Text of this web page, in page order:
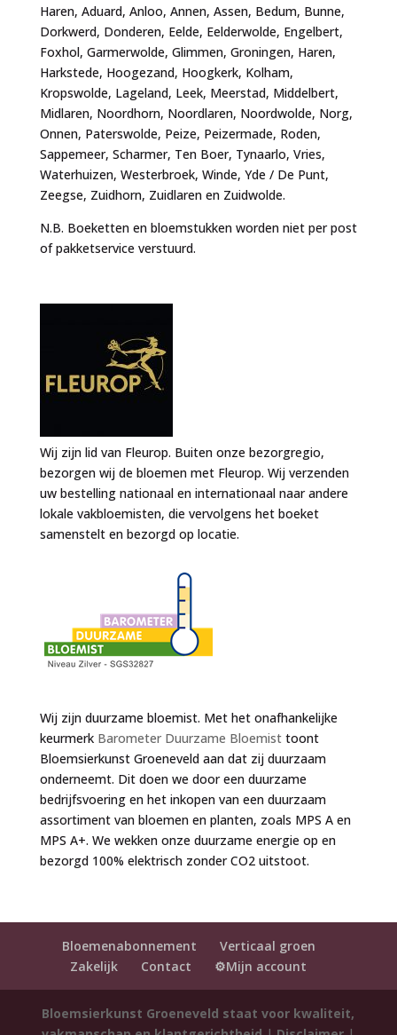
Haren, Aduard, Anloo, Annen, Assen, Bedum, Bunne,
Dorkwerd, Donderen, Eelde, Eelderwolde, Engelbert,
Foxhol, Garmerwolde, Glimmen, Groningen, Haren,
Harkstede, Hoogezand, Hoogkerk, Kolham,
Kropswolde, Lageland, Leek, Meerstad, Middelbert,
Midlaren, Noordhorn, Noordlaren, Noordwolde, Norg,
Onnen, Paterswolde, Peize, Peizermade, Roden,
Sappemeer, Scharmer, Ten Boer, Tynaarlo, Vries,
Waterhuizen, Westerbroek, Winde, Yde / De Punt,
Zeegse, Zuidhorn, Zuidlaren en Zuidwolde.
N.B. Boeketten en bloemstukken worden niet per post
of pakketservice verstuurd.
Wij zijn lid van Fleurop. Buiten onze bezorgregio,
bezorgen wij de bloemen met Fleurop. Wij verzenden
uw bestelling nationaal en internationaal naar andere
lokale vakbloemisten, die vervolgens het boeket
samenstelt en bezorgd op locatie.
Wij zijn duurzame bloemist. Met het onafhankelijke
keurmerk Barometer Duurzame Bloemisttoont
Bloemsierkunst Groeneveld aan dat zij duurzaam
onderneemt. Dit doen we door een duurzame
bedrijfsvoering en het inkopen van een duurzaam
assortiment van bloemen en planten, zoals MPS A en
MPS A+. We wekken onze duurzame energie op en
bezorgd 100% elektrisch zonder CO2 uitstoot.
Bloemenabonnement
Verticaal groen
Zakelijk
Contact ⚙️Mijn account
Bloemsierkunst Groeneveld staat voor kwaliteit,